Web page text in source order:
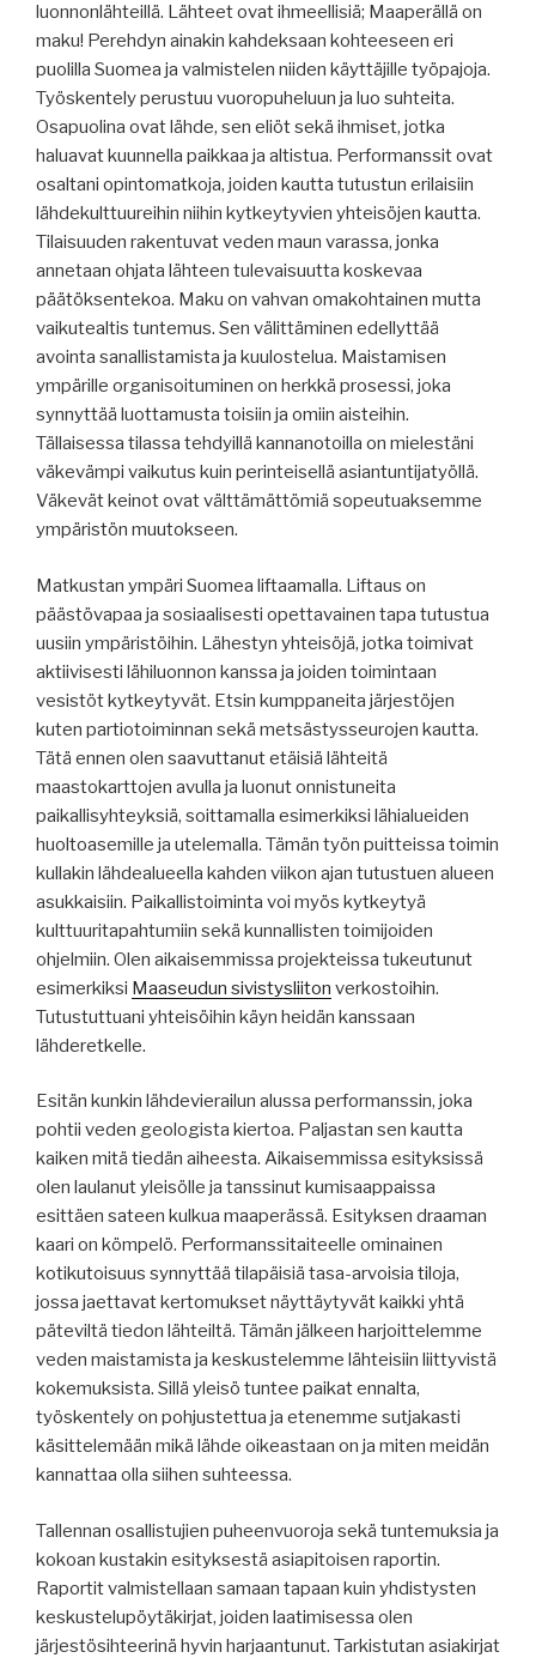
luonnonlähteillä. Lähteet ovat ihmeellisiä; Maaperällä on
maku! Perehdyn ainakin kahdeksaan kohteeseen eri
puolilla Suomea ja valmistelen niiden käyttäjille työpajoja.
Työskentely perustuu vuoropuheluun ja luo suhteita.
Osapuolina ovat lähde, sen eliöt sekä ihmiset, jotka
haluavat kuunnella paikkaa ja altistua. Performanssit ovat
osaltani opintomatkoja, joiden kautta tutustun erilaisiin
lähdekulttuureihin niihin kytkeytyvien yhteisöjen kautta.
Tilaisuuden rakentuvat veden maun varassa, jonka
annetaan ohjata lähteen tulevaisuutta koskevaa
päätöksentekoa. Maku on vahvan omakohtainen mutta
vaikutealtis tuntemus. Sen välittäminen edellyttää
avointa sanallistamista ja kuulostelua. Maistamisen
ympärille organisoituminen on herkkä prosessi, joka
synnyttää luottamusta toisiin ja omiin aisteihin.
Tällaisessa tilassa tehdyillä kannanotoilla on mielestäni
väkevämpi vaikutus kuin perinteisellä asiantuntijatyöllä.
Väkevät keinot ovat välttämättömiä sopeutuaksemme
ympäristön muutokseen.
Matkustan ympäri Suomea liftaamalla. Liftaus on
päästövapaa ja sosiaalisesti opettavainen tapa tutustua
uusiin ympäristöihin. Lähestyn yhteisöjä, jotka toimivat
aktiivisesti lähiluonnon kanssa ja joiden toimintaan
vesistöt kytkeytyvät. Etsin kumppaneita järjestöjen
kuten partiotoiminnan sekä metsästysseurojen kautta.
Tätä ennen olen saavuttanut etäisiä lähteitä
maastokarttojen avulla ja luonut onnistuneita
paikallisyhteyksiä, soittamalla esimerkiksi lähialueiden
huoltoasemille ja utelemalla. Tämän työn puitteissa toimin
kullakin lähdealueella kahden viikon ajan tutustuen alueen
asukkaisiin. Paikallistoiminta voi myös kytkeytyä
kulttuuritapahtumiin sekä kunnallisten toimijoiden
ohjelmiin. Olen aikaisemmissa projekteissa tukeutunut
esimerkiksi Maaseudun sivistysliiton verkostoihin.
Tutustuttuani yhteisöihin käyn heidän kanssaan
lähderetkelle.
Esitän kunkin lähdevierailun alussa performanssin, joka
pohtii veden geologista kiertoa. Paljastan sen kautta
kaiken mitä tiedän aiheesta. Aikaisemmissa esityksissä
olen laulanut yleisölle ja tanssinut kumisaappaissa
esittäen sateen kulkua maaperässä. Esityksen draaman
kaari on kömpelö. Performanssitaiteelle ominainen
kotikutoisuus synnyttää tilapäisiä tasa-arvoisia tiloja,
jossa jaettavat kertomukset näyttäytyvät kaikki yhtä
päteviltä tiedon lähteiltä. Tämän jälkeen harjoittelemme
veden maistamista ja keskustelemme lähteisiin liittyvistä
kokemuksista. Sillä yleisö tuntee paikat ennalta,
työskentely on pohjustettua ja etenemme sutjakasti
käsittelemään mikä lähde oikeastaan on ja miten meidän
kannattaa olla siihen suhteessa.
Tallennan osallistujien puheenvuoroja sekä tuntemuksia ja
kokoan kustakin esityksestä asiapitoisen raportin.
Raportit valmistellaan samaan tapaan kuin yhdistysten
keskustelupöytäkirjat, joiden laatimisessa olen
järjestösihteerinä hyvin harjaantunut. Tarkistutan asiakirjat